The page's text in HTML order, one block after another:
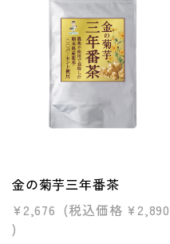
金の菊芋三年番茶
¥2,676 (税込価格 ¥2,890
)